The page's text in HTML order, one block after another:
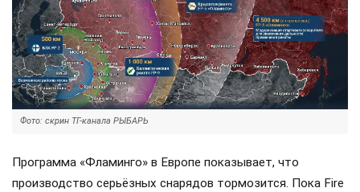
Фото: скрин ТГ-канала РЫБАРЬ
Программа «Фламинго» в Европе показывает, что
производство серьёзных снарядов тормозится. Пока Fire